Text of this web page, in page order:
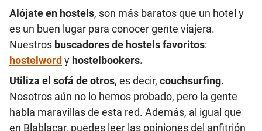
Alójate en hostels, son más baratos que un hotel y
es un buen lugar para conocer gente viajera.
Nuestros buscadores de hostels favoritos:
hostelword y hostelbookers.
Utiliza el sofá de otros, es decir, couchsurfing.
Nosotros aún no lo hemos probado, pero la gente
habla maravillas de esta red. Además, al igual que
en Blablacar, puedes leer las opiniones del anfitrión